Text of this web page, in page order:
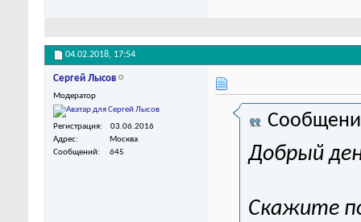
04.02.2018, 17:54
Сергей Лысов
Модератор
Регистрация
03.06.2016
Адрес
Москва
Сообщений
645 Добрый
Скажите